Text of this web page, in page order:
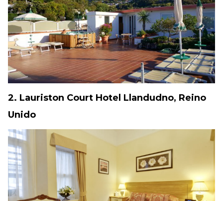
2. Lauriston Court Hotel Llandudno, Reino
Unido